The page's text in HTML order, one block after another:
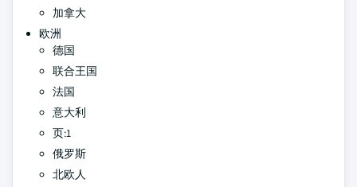
加拿大
欧洲
德国
联合王国
法国
意大利
页:1
俄罗斯
北欧人